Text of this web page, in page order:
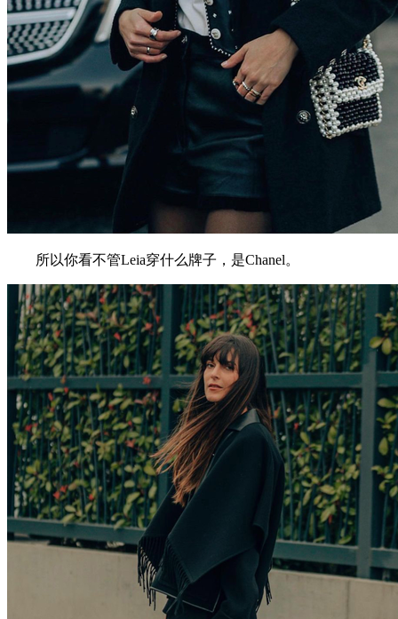
所以你看不管Leia穿什么牌子，是Chanel。